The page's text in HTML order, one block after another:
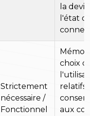
la
l'état
Strictement
nécessaire /
Fonctionnel
choix
relatifs
aux